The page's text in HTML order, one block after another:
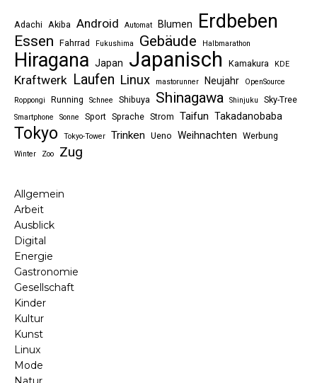
Adachi Akiba Android Automat Blumen Erdbeben
Essen Fahrrad Fukushima Gebäude Halbmarathon
Hiragana Japan Japanisch Kamakura KDE
Kraftwerk Laufen Linux mastorunner Neujahr
OpenSource
Roppongi
Running Schnee Shibuya Shinagawa Shinjuku Sky-Tree
Smartphone Sonne Sport Sprache Strom Taifun Takadanobaba
Tokyo Tokyo-Tower Trinken Ueno Weihnachten Werbung
Winter Zoo Zug
Allgemein
Arbeit
Ausblick
Digital
Energie
Gastronomie
Gesellschaft
Kinder
Kultur
Kunst
Linux
Mode